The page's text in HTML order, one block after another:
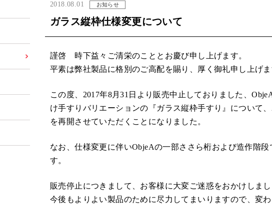
2018.08.01 お知らせ
ガラス縦枠仕様変更について
謹啓 時下益々ご清栄のこととお慶び申し上げます。
平素は弊社製品に格別のご高配を賜り、厚く御礼申し上げ
この度、2017年8月31日より販売中止しておりました、
け手すりバリエーションの『ガラス縦枠手すり』について
を再開させていただくことになりました。
なお、仕様変更に伴いObjeAの一部ささら桁および造作階
す。
販売停止につきまして、お客様に大変ご迷惑をおかけしま
今後もよりよい製品のために尽力してまいりますので、変